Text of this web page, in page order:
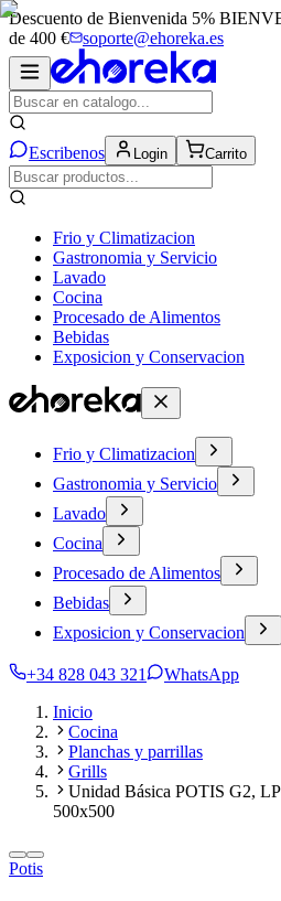
Descuento de Bienvenida 5%
de 400 €
soporte@ehoreka.es
Escribenos Login Carrito
Frio y Climatizacion
Gastronomia y Servicio
Lavado
Cocina
Procesado de Alimentos
Bebidas
Exposicion y Conservacion
Frio y Climatizacion
Gastronomia y Servicio
Lavado
Cocina
Procesado de Alimentos
Bebidas
Exposicion y Conservacion
+34 828 043 321
WhatsApp
Inicio
Cocina
Planchas y parrillas
Grills
Unidad Básica POTIS G2,
500x500
Potis